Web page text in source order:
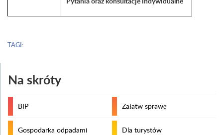
TAGI:
Na skróty
BIP Załatw sprawę
Gospodarka odpadami Dla turystów